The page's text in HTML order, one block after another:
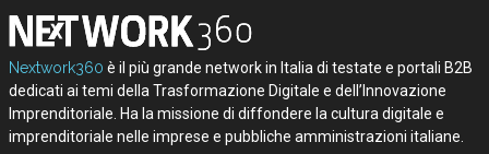
Nextwork360 è il più grande network in Italia di testate e portali B2B
dedicati ai temi della Trasformazione Digitale e dell’Innovazione
Imprenditoriale. Ha la missione di diffondere la cultura digitale e
imprenditoriale nelle imprese e pubbliche amministrazioni italiane.